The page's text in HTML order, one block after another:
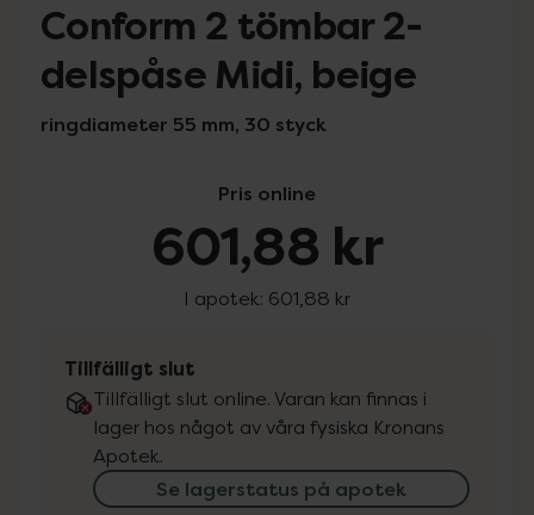
Conform 2 tömbar 2-
delspåse Midi, beige
ringdiameter 55 mm, 30 styck
Pris online
601,88 kr
I apotek: 601,88 kr
Tillfälligt slut
Tillfälligt slut online. Varan kan finnas i
lager hos något av våra fysiska Kronans
Apotek.
Se lagerstatus på apotek